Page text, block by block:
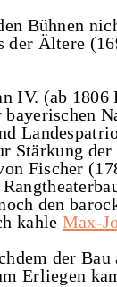
Bühnen
der Ältere
IV. (ab 1806
Stärkung
Fischer
den
kahle Max-
der
Erliegen